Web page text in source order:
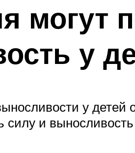
могут
у
у
и